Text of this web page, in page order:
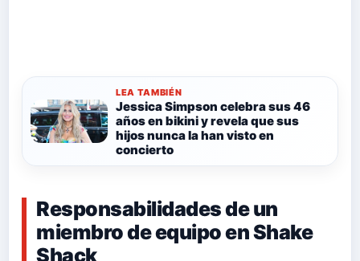
LEA TAMBIÉN
Jessica Simpson celebra sus 46
años en bikini y revela que sus
hijos nunca la han visto en
concierto
Responsabilidades de un
miembro de equipo en Shake
Shack